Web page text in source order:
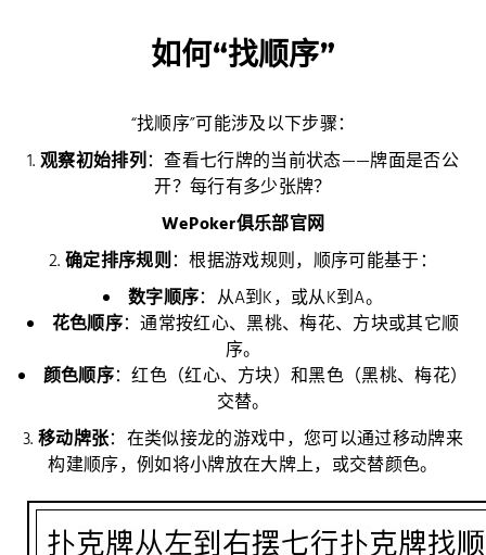
如何“找顺序”
“找顺序”可能涉及以下步骤：
1.观察初始排列：查看七行牌的当前状态——牌面是否公
开？每行有多少张牌？
WePoker俱乐部官网
2.确定排序规则：根据游戏规则，顺序可能基于：
数字顺序：从A到K，或从K到A。
花色顺序：通常按红心、黑桃、梅花、方块或其它顺
序。
颜色顺序：红色（红心、方块）和黑色（黑桃、梅花）
交替。
3.移动牌张：在类似接龙的游戏中，您可以通过移动牌来
构建顺序，例如将小牌放在大牌上，或交替颜色。